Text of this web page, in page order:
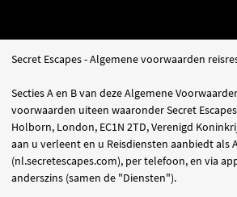
Secret Escapes - Algemene voorwaarden
Secties A en B van deze Algemene
voorwaarden uiteen waaronder Secret
Holborn, London, EC1N 2TD, Verenigd
aan u verleent en u Reisdiensten aanbiedt als
(nl.secretescapes.com), per telefoon, en via
anderszins (samen de "Diensten").